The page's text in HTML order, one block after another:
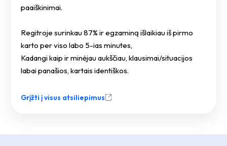
paaiškinimai.
Regitroje surinkau 87% ir egzaminą išlaikiau iš pirmo
karto per viso labo 5-ias minutes,
Kadangi kaip ir minėjau aukščiau, klausimai/situacijos
labai panašios, kartais identiškos.
Grįžti į visus atsiliepimus